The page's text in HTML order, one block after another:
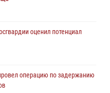
оценил потенциал
операцию по задержанию